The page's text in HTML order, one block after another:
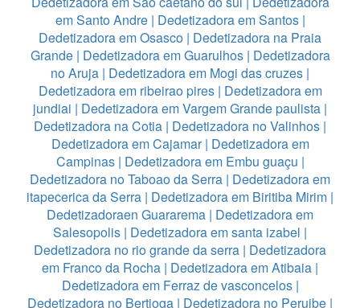
em Santo Andre| Dedetizadora em Santos|
Dedetizadora em Osasco | Dedetizadora na Praia
Grande| Dedetizadora em Guarulhos| Dedetizadora
no Aruja | Dedetizadora em Mogi das cruzes |
Dedetizadora em ribeirao pires| Dedetizadora em
jundiai | Dedetizadora em Vargem Grande paulista |
Dedetizadora na Cotia | Dedetizadora no Valinhos |
Dedetizadora em Cajamar| Dedetizadora em
Campinas| Dedetizadora em Embu guaçu |
Dedetizadora no Taboao da Serra | Dedetizadora em
itapecerica da Serra | Dedetizadora em Biritiba Mirim |
Dedetizadoraen Guararema | Dedetizadora em
Salesopolis | Dedetizadora em santa izabel |
Dedetizadora no rio grande da serra | Dedetizadora
em Franco da Rocha | Dedetizadora em Atibaia |
Dedetizadora em Ferraz de vasconcelos|
Dedetizadora no Bertioga | Dedetizadora no Peruibe |